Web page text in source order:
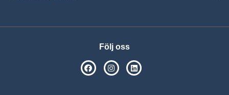
Följ oss
SPSM på Facebook
SPSM på Instagram